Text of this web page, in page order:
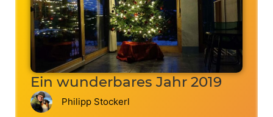
Ein wunderbares Jahr 2019
Philipp Stockerl